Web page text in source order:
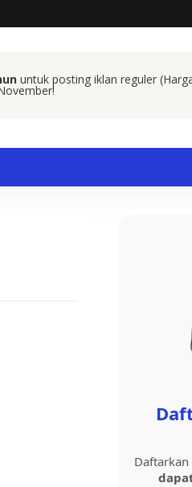
untuk posting iklan reguler